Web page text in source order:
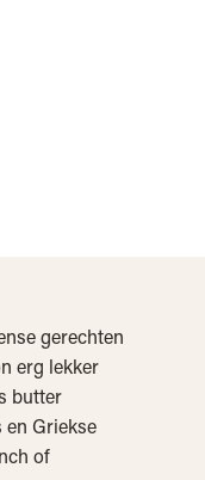
gerechten
erg lekker
butter
en Griekse
of